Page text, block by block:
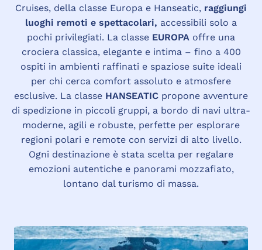
Cruises, della classe Europa e Hanseatic, raggiungi
luoghi remoti e spettacolari, accessibili solo a
pochi privilegiati. La classe EUROPA offre una
crociera classica, elegante e intima – fino a 400
ospiti in ambienti raffinati e spaziose suite ideali
per chi cerca comfort assoluto e atmosfere
esclusive. La classe HANSEATIC propone avventure
di spedizione in piccoli gruppi, a bordo di navi ultra-
moderne, agili e robuste, perfette per esplorare
regioni polari e remote con servizi di alto livello.
Ogni destinazione è stata scelta per regalare
emozioni autentiche e panorami mozzafiato,
lontano dal turismo di massa.